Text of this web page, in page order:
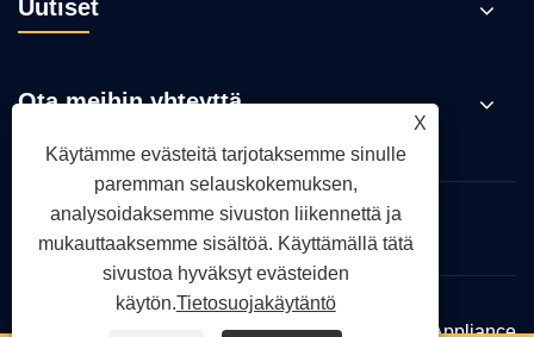
Uutiset
Ota meihin yhteyttä
Links Sitemap RSS
XML
Tietosuojakäytäntö
Tekijänoikeudet © 2025 Zhejiang Hanya Electric Appliance
X
Käytämme evästeitä tarjotaksemme sinulle
paremman selauskokemuksen,
analysoidaksemme sivuston liikennettä ja
mukauttaaksemme sisältöä. Käyttämällä tätä
sivustoa hyväksyt evästeiden
käytön.Tietosuojakäytäntö